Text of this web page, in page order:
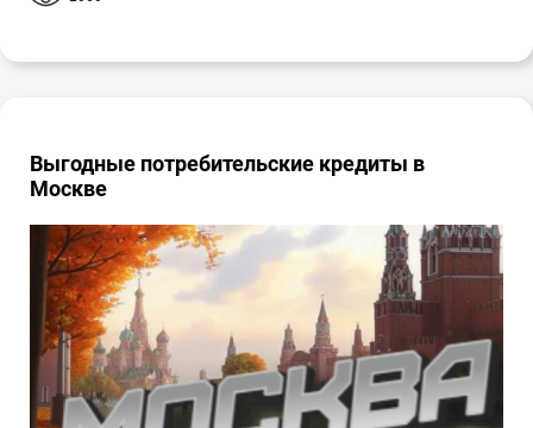
Выгодные потребительские кредиты в
Москве